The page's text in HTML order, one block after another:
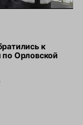
к
Орловской